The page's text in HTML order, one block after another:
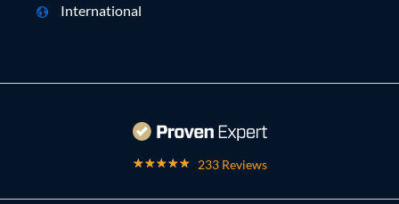
International
233 Reviews